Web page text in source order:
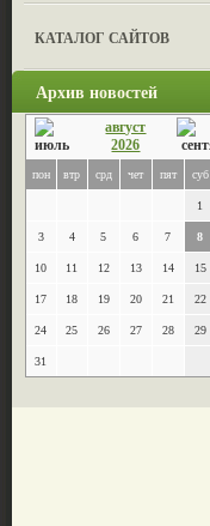
КАТАЛОГ САЙТОВ
Архив новостей
август
2026
пон втр срд чет пят суб
1
3 4 5 6 7 8
10 11 12 13 14 15
17 18 19 20 21 22
24 25 26 27 28 29
31